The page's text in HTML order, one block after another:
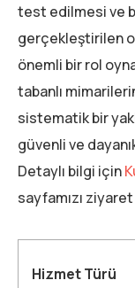
test edilmesi ve
gerçekleştirilen
önemli bir rol
tabanlı
sistematik bir
güvenli ve
Detaylı bilgi için
sayfamızı
Hizmet Türü